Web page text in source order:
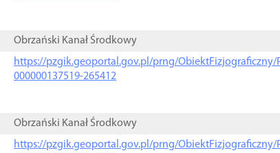
Obrzański Kanał Środkowy
https://pzgik.geoportal.gov.pl/prng/ObiektFizjograficzny/
000000137519-265412
Obrzański Kanał Środkowy
https://pzgik.geoportal.gov.pl/prng/ObiektFizjograficzny/